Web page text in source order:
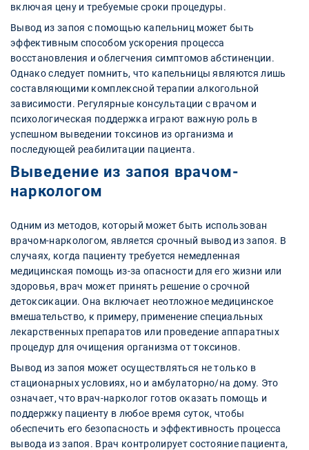
включая цену и требуемые сроки процедуры.
Вывод из запоя с помощью капельниц может быть
эффективным способом ускорения процесса
восстановления и облегчения симптомов абстиненции.
Однако следует помнить, что капельницы являются лишь
составляющими комплексной терапии алкогольной
зависимости. Регулярные консультации с врачом и
психологическая поддержка играют важную роль в
успешном выведении токсинов из организма и
последующей реабилитации пациента.
Выведение из запоя врачом-
наркологом
Одним из методов, который может быть использован
врачом-наркологом, является срочный вывод из запоя. В
случаях, когда пациенту требуется немедленная
медицинская помощь из-за опасности для его жизни или
здоровья, врач может принять решение о срочной
детоксикации. Она включает неотложное медицинское
вмешательство, к примеру, применение специальных
лекарственных препаратов или проведение аппаратных
процедур для очищения организма от токсинов.
Вывод из запоя может осуществляться не только в
стационарных условиях, но и амбулаторно/на дому. Это
означает, что врач-нарколог готов оказать помощь и
поддержку пациенту в любое время суток, чтобы
обеспечить его безопасность и эффективность процесса
вывода из запоя. Врач контролирует состояние пациента,